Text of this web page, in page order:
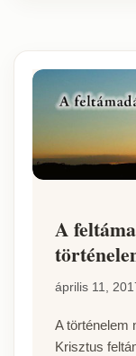
A
április 11,
A történelem
Krisztus